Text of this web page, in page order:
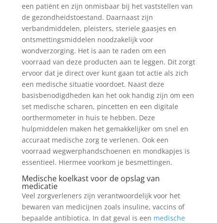
een patiënt en zijn onmisbaar bij het vaststellen van
de gezondheidstoestand. Daarnaast zijn
verbandmiddelen, pleisters, steriele gaasjes en
ontsmettingsmiddelen noodzakelijk voor
wondverzorging. Het is aan te raden om een
voorraad van deze producten aan te leggen. Dit zorgt
ervoor dat je direct over kunt gaan tot actie als zich
een medische situatie voordoet. Naast deze
basisbenodigdheden kan het ook handig zijn om een
set medische scharen, pincetten en een digitale
oorthermometer in huis te hebben. Deze
hulpmiddelen maken het gemakkelijker om snel en
accuraat medische zorg te verlenen. Ook een
voorraad wegwerphandschoenen en mondkapjes is
essentieel. Hiermee voorkom je besmettingen.
Medische koelkast voor de opslag van
medicatie
Veel zorgverleners zijn verantwoordelijk voor het
bewaren van medicijnen zoals insuline, vaccins of
bepaalde antibiotica. In dat geval is een medische